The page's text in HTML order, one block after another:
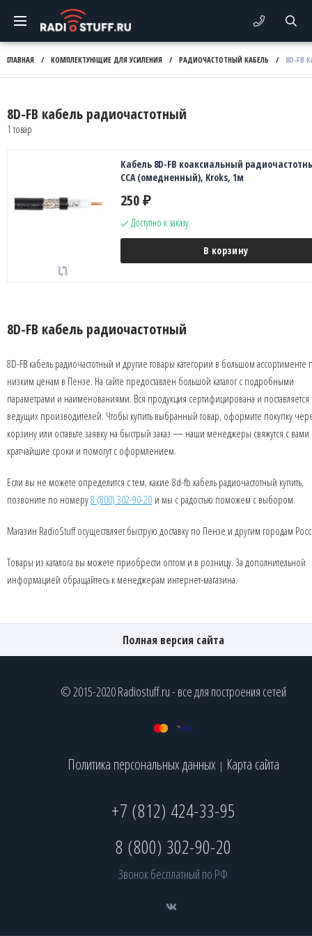
ГЛАВНАЯ / КОМПЛЕКТУЮЩИЕ ДЛЯ УСИЛЕНИЯ / РАДИОЧАСТОТНЫЙ КАБЕЛЬ / 8D-FB
8D-FB кабель радиочастотный
1 товар
Кабель 8D-FB коаксиальный
CCA (омедненный), Kroks, 1м
250 ₽
Доступно к заказу
В корзину
8D-FB кабель радиочастотный
8D-FB кабель радиочастотный и другие товары категории в большом ассортименте
низким ценам в Пензе. На сайте предоставлен большой каталог с подробными
параметрами и наименованиями. Вся продукция сертифицирована и поставляется
ведущих производителей. Чтобы купить выбранный товар, оформите покупку
корзину или оставьте заявку на быстрый заказ — наши менеджеры свяжутся с вами
кратчайшие сроки и помогут с оформлением.
Если вы не можете определится с тем, какие 8d-fb кабель радиочастотный купить,
позвоните по номеру8 (800) 302-90-20 и мы с радостью поможем с выбором.
Магазин RadioStuff осуществляет быструю доставку по Пензе и другим городам
Товары из каталога вы можете приобрести оптом и в розницу. За дополнительной
информацией обращайтесь к менеджерам интернет-магазина.
Полная версия сайта
© 2015-2020 Radiostuff.ru - все для построения сетей
Политика персональных данных | Карта сайта
+7 (812) 424-33-95
8 (800) 302-90-20
Звонок бесплатный по РФ